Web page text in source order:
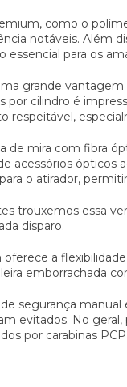
como o
notáveis. Além
essencial para os
grande
por cilindro é
de mira com fibra
acessórios ópticos
o atirador,
trouxemos essa
disparo.
a
emborrachada
segurança
evitados. No
por carabinas